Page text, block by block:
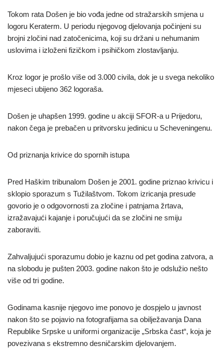
Tokom rata Došen je bio vođa jedne od stražarskih smjena u
logoru Keraterm. U periodu njegovog djelovanja počinjeni su
brojni zločini nad zatočenicima, koji su držani u nehumanim
uslovima i izloženi fizičkom i psihičkom zlostavljanju.
Kroz logor je prošlo više od 3.000 civila, dok je u svega nekoliko
mjeseci ubijeno 362 logoraša.
Došen je uhapšen 1999. godine u akciji SFOR-a u Prijedoru,
nakon čega je prebačen u pritvorsku jedinicu u Scheveningenu.
Od priznanja krivice do spornih istupa
Pred Haškim tribunalom Došen je 2001. godine priznao krivicu i
sklopio sporazum s Tužilaštvom. Tokom izricanja presude
govorio je o odgovornosti za zločine i patnjama žrtava,
izražavajući kajanje i poručujući da se zločini ne smiju
zaboraviti.
Zahvaljujući sporazumu dobio je kaznu od pet godina zatvora, a
na slobodu je pušten 2003. godine nakon što je odslužio nešto
više od tri godine.
Godinama kasnije njegovo ime ponovo je dospjelo u javnost
nakon što se pojavio na fotografijama sa obilježavanja Dana
Republike Srpske u uniformi organizacije „Srbska čast“, koja je
povezivana s ekstremno desničarskim djelovanjem.